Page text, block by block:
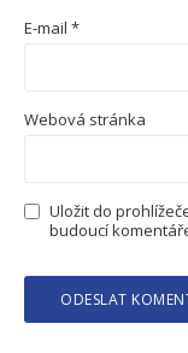
E-mail *
Webová stránka
Uložit do
budoucí